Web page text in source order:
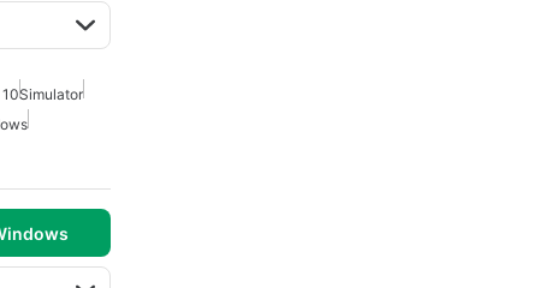
Simulator